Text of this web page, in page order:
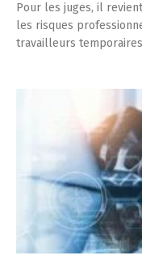
Pour les juges, il
les risques
travailleurs